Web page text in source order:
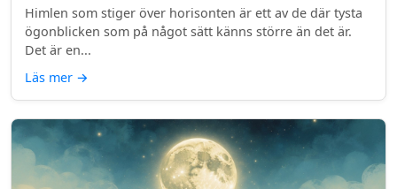
Himlen som stiger över horisonten är ett av de där tysta
ögonblicken som på något sätt känns större än det är.
Det är en...
Läs mer →